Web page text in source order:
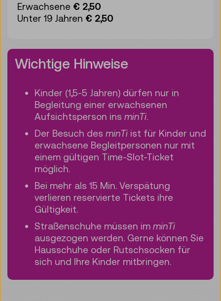
Erwachsene € 2,50
Unter 19 Jahren € 2,50
Wichtige Hinweise
Kinder (1,5-5 Jahren) dürfen nur in
Begleitung einer erwachsenen
Aufsichtsperson ins minTi.
Der Besuch des minTi ist für Kinder und
erwachsene Begleitpersonen nur mit
einem gültigen Time-Slot-Ticket
möglich.
Bei mehr als 15 Min. Verspätung
verlieren reservierte Tickets ihre
Gültigkeit.
Straßenschuhe müssen im minTi
ausgezogen werden. Gerne können Sie
Hausschuhe oder Rutschsocken für
sich und Ihre Kinder mitbringen.